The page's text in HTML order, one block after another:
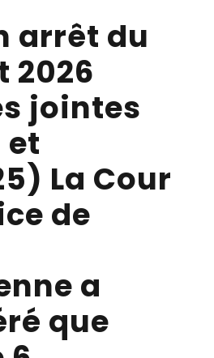
arrêt du
2026
jointes
et
La Cour
de
a
que